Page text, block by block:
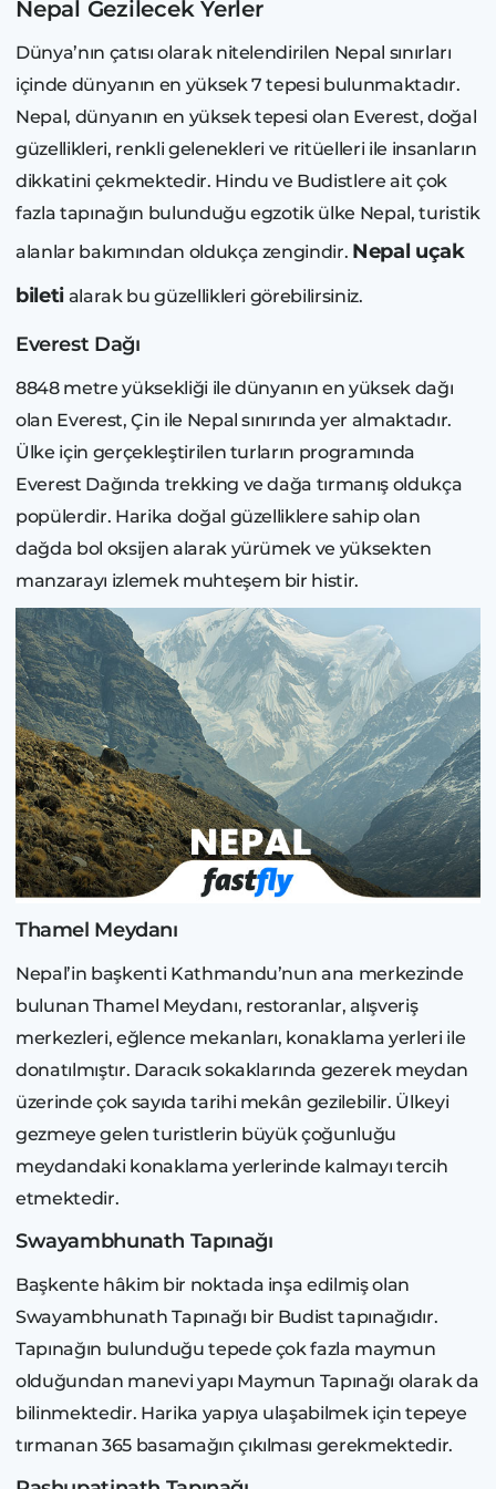
Nepal Gezilecek Yerler
Dünya’nın çatısı olarak nitelendirilen Nepal sınırları
içinde dünyanın en yüksek 7 tepesi bulunmaktadır.
Nepal, dünyanın en yüksek tepesi olan Everest, doğal
güzellikleri, renkli gelenekleri ve ritüelleri ile insanların
dikkatini çekmektedir. Hindu ve Budistlere ait çok
fazla tapınağın bulunduğu egzotik ülke Nepal, turistik
alanlar bakımından oldukça zengindir. Nepal uçak
biletialarak bu güzellikleri görebilirsiniz.
Everest Dağı
8848 metre yüksekliği ile dünyanın en yüksek dağı
olan Everest, Çin ile Nepal sınırında yer almaktadır.
Ülke için gerçekleştirilen turların programında
Everest Dağında trekking ve dağa tırmanış oldukça
popülerdir. Harika doğal güzelliklere sahip olan
dağda bol oksijen alarak yürümek ve yüksekten
manzarayı izlemek muhteşem bir histir.
Thamel Meydanı
Nepal’in başkenti Kathmandu’nun ana merkezinde
bulunan Thamel Meydanı, restoranlar, alışveriş
merkezleri, eğlence mekanları, konaklama yerleri ile
donatılmıştır. Daracık sokaklarında gezerek meydan
üzerinde çok sayıda tarihi mekân gezilebilir. Ülkeyi
gezmeye gelen turistlerin büyük çoğunluğu
meydandaki konaklama yerlerinde kalmayı tercih
etmektedir.
Swayambhunath Tapınağı
Başkente hâkim bir noktada inşa edilmiş olan
Swayambhunath Tapınağı bir Budist tapınağıdır.
Tapınağın bulunduğu tepede çok fazla maymun
olduğundan manevi yapı Maymun Tapınağı olarak da
bilinmektedir. Harika yapıya ulaşabilmek için tepeye
tırmanan 365 basamağın çıkılması gerekmektedir.